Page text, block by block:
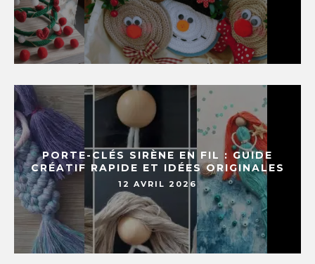
PORTE-CLÉS SIRÈNE EN FIL : GUIDE
CRÉATIF RAPIDE ET IDÉES ORIGINALES
12 AVRIL 2026